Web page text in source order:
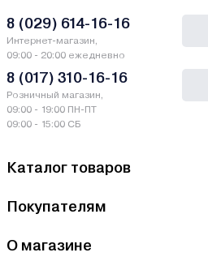
Каталог товаров
Покупателям
О магазине
8 (029) 614-16-16
Интернет-магазин,
09:00 - 20:00 ежедневно
8 (017) 310-16-16
Розничный магазин,
09:00 - 19:00 ПН-ПТ
09:00 - 15:00 СБ